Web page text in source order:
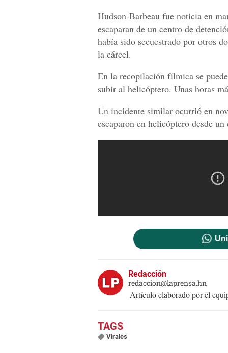
Hudson-Barbeau fue noticia en
escaparan de un centro de
había sido secuestrado por otros
la cárcel.
En la recopilación fílmica se
subir al helicóptero. Unas horas
Un incidente similar ocurrió en
escaparon en helicóptero desde
Redacción
redaccion@laprensa.hn
Artículo elaborado por el
Virales